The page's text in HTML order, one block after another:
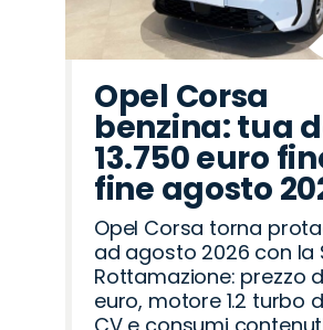
Opel Corsa
benzina: tua
13.750 euro
fine agosto
Opel Corsa torna
ad agosto 2026 con la
Rottamazione: prezzo
euro, motore 1.2 turbo